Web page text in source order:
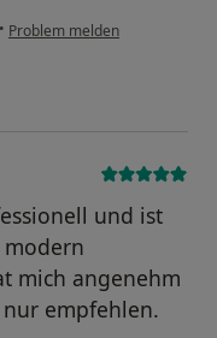
• Problem melden
und ist
mich angenehm
empfehlen.